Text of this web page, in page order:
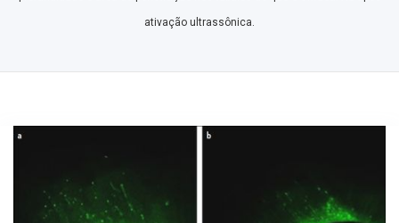
ativação ultrassônica.